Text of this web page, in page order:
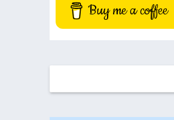
Buy me a coffee